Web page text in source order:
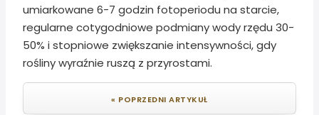
umiarkowane 6-7 godzin fotoperiodu na starcie,
regularne cotygodniowe podmiany wody rzędu 30-
50% i stopniowe zwiększanie intensywności, gdy
rośliny wyraźnie ruszą z przyrostami.
« POPRZEDNI ARTYKUŁ